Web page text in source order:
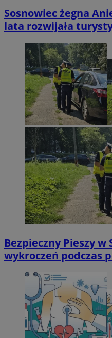
Sosnowiec żegna
lata rozwijała
Bezpieczny Pieszy w
wykroczeń podczas